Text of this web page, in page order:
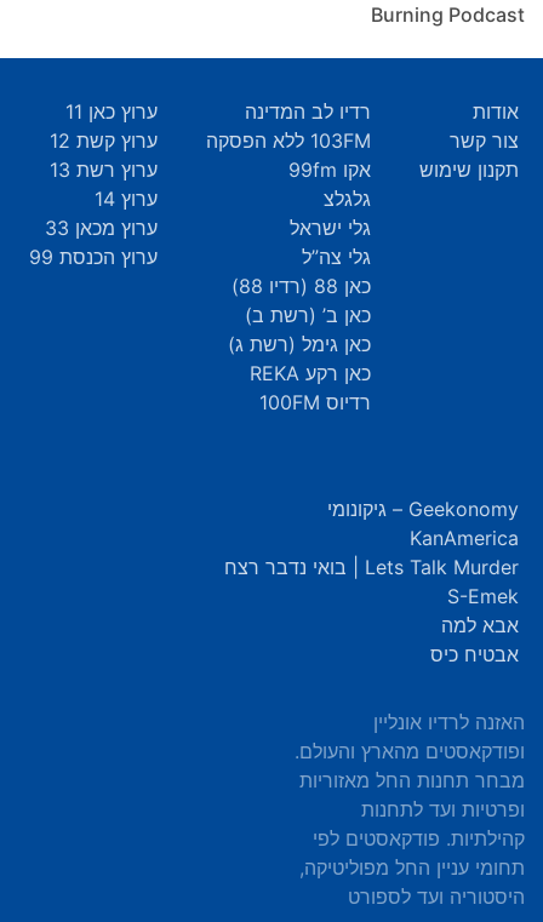
Burning Podcast
אודות
צור קשר
תקנון שימוש
רדיו לב המדינה
103FM ללא הפסקה
אקו 99fm
גלגלצ
גלי ישראל
גלי צה”ל
כאן 88 (רדיו 88)
כאן ב’ (רשת ב)
כאן גימל (רשת ג)
כאן רקע REKA
רדיוס 100FM
ערוץ כאן 11
ערוץ קשת 12
ערוץ רשת 13
ערוץ 14
ערוץ מכאן 33
ערוץ הכנסת 99
Geekonomy – גיקונומי
KanAmerica
Lets Talk Murder | בואי נדבר רצח
S-Emek
אבא למה
אבטיח כיס
האזנה לרדיו אונליין
ופודקאסטים מהארץ והעולם.
מבחר תחנות החל מאזוריות
ופרטיות ועד לתחנות
קהילתיות. פודקאסטים לפי
תחומי עניין החל מפוליטיקה,
היסטוריה ועד לספורט